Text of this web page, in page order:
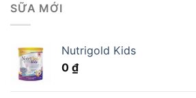
SỮA MỚI
Nutrigold Kids
0 ₫